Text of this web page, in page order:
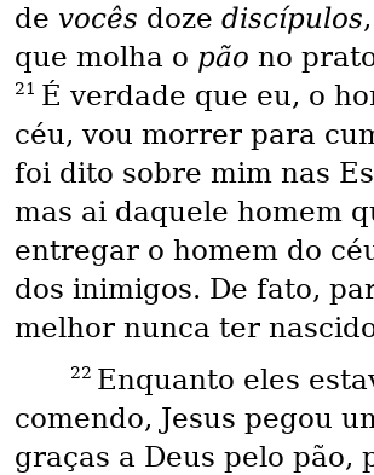
de vocês doze discípulos
que molha o pão no
21 É verdade que eu, o
céu, vou morrer para
foi dito sobre mim nas
mas ai daquele homem
entregar o homem do
dos inimigos. De fato,
melhor nunca ter
22 Enquanto eles
comendo, Jesus pegou
graças a Deus pelo pão,